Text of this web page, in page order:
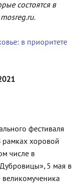
состоятся в
в приоритете
фестиваля
рамках хоровой
числе в
5 мая в